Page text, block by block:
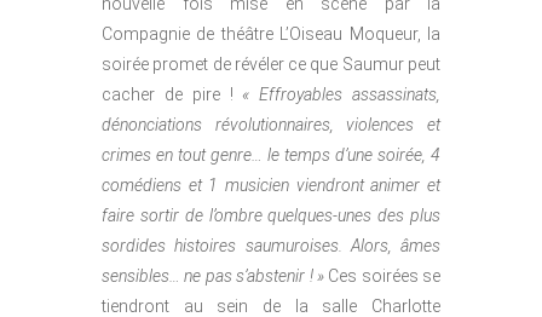
Compagnie de théâtre L’Oiseau Moqueur, la
soirée promet de révéler ce que Saumur peut
cacher de pire ! « Effroyables assassinats,
dénonciations révolutionnaires, violences et
crimes en tout genre… le temps d’une soirée, 4
comédiens et 1 musicien viendront animer et
faire sortir de l’ombre quelques-unes des plus
sordides histoires saumuroises. Alors, âmes
sensibles… ne pas s’abstenir ! » Ces soirées se
tiendront au sein de la salle Charlotte